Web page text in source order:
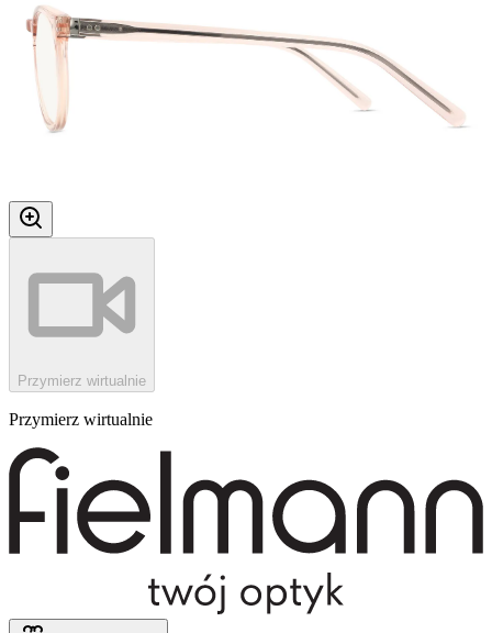
Przymierz wirtualnie
Przymierz wirtualnie